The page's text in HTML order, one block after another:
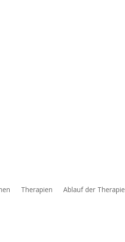
Therapien Ablauf der Therapie